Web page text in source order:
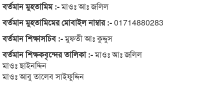
বর্তমান মুহতামিম :-মাওঃ আঃ জলিল
বর্তমান মুহতামিমের মোবাইল নাম্বার :-01714880283
বর্তমান শিক্ষাসচিব :-মুফতী আঃ কুদ্দুস
বর্তমান শিক্ষকবৃন্দের তালিকা :-মাওঃ আঃ জলিল
মাওঃ ছাইনদ্দিন
মাওঃ আবু তালেব সাইফুদ্দিন